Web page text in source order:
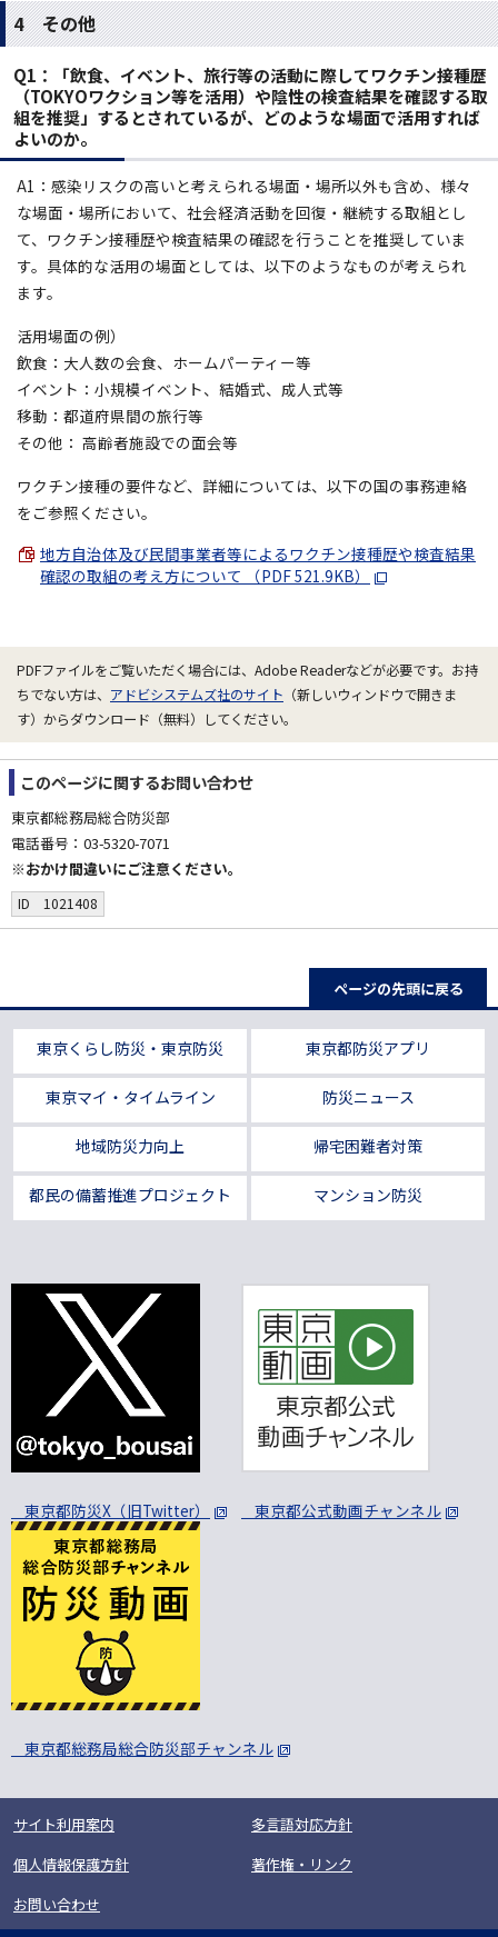
4 その他
Q1：
「飲食、イベント、旅行等の活動に際してワクチン接種歴
（TOKYOワクション等を活用）や陰性の検査結果を確認する取
組を推奨」するとされているが、どのような場面で活用すれば
よいのか。
A1：感染リスクの高いと考えられる場面・場所以外も含め、様々
な場面・場所において、社会経済活動を回復・継続する取組とし
て、ワクチン接種歴や検査結果の確認を行うことを推奨していま
す。具体的な活用の場面としては、以下のようなものが考えられ
ます。
活用場面の例）
飲食：大人数の会食、ホームパーティー等
イベント：小規模イベント、結婚式、成人式等
移動：都道府県間の旅行等
その他： 高齢者施設での面会等
ワクチン接種の要件など、詳細については、以下の国の事務連絡
をご参照ください。
地方自治体及び民間事業者等によるワクチン接種歴や検査結果
確認の取組の考え方について （PDF 521.9KB）
PDFファイルをご覧いただく場合には、Adobe Readerなどが必要です。お持
ちでない方は、 アドビシステムズ社のサイト （新しいウィンドウで開きま
す）からダウンロード（無料）してください。
このページに関するお問い合わせ
東京都総務局総合防災部
電話番号：03-5320-7071
※おかけ間違いにご注意ください。
ID 1021408
ページの先頭に戻る
東京くらし防災・東京防災 東京都防災アプリ
東京マイ・タイムライン 防災ニュース
地域防災力向上 帰宅困難者対策
都民の備蓄推進プロジェクト マンション防災
東京都防災X（旧Twitter） 東京都公式動画チャンネル
東京都総務局総合防災部チャンネル
サイト利用案内
多言語対応方針
個人情報保護方針
著作権・リンク
お問い合わせ